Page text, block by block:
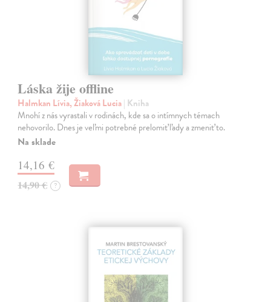
Láska žije offline
Halmkan Lívia, Žiaková Lucia| Kniha
Mnohí z nás vyrastali v rodinách, kde sa o intímnych témach
nehovorilo. Dnes je veľmi potrebné prelomiť ľady a zmeniť to.
Na sklade
14,16 €
14,90 € ?